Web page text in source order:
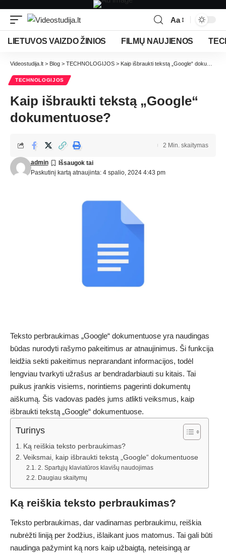
Aa
LIETUVOS VAIZDO ŽINIOS FILMŲ NAUJIENOS
Videostudija.lt > Blog > TECHNOLOGIJOS > Kaip išbraukti tekstą „Google“ dokumentuose?
TECHNOLOGIJOS
Kaip išbraukti tekstą „Google“
dokumentuose?
Paskutinį kartą atnaujinta: 4 spalio, 2024 4:43 pm
admin
2 Min. skaitymas
Teksto perbraukimas „Google“ dokumentuose yra naudingas
būdas nurodyti rašymo pakeitimus ar atnaujinimus. Ši funkcija
leidžia sekti pakeitimus neprarandant informacijos, todėl
lengviau tvarkyti užrašus ar bendradarbiauti su kitais. Tai
puikus įrankis visiems, norintiems pagerinti dokumentų
aiškumą. Šis vadovas padės jums atlikti veiksmus, kaip
išbraukti tekstą „Google“ dokumentuose.
Turinys
Ką reiškia teksto perbraukimas?
Veiksmai, kaip išbraukti tekstą „Google“ dokumentuose
2. Spartųjų klaviatūros klavišų naudojimas
Daugiau skaitymų
Ką reiškia teksto perbraukimas?
Teksto perbraukimas, dar vadinamas perbraukimu, reiškia
nubrėžti liniją per žodžius, išlaikant juos matomus. Tai gali būti
naudinga pažymint ką nors kaip užbaigtą, neteisingą ar